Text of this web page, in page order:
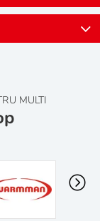
MULTI